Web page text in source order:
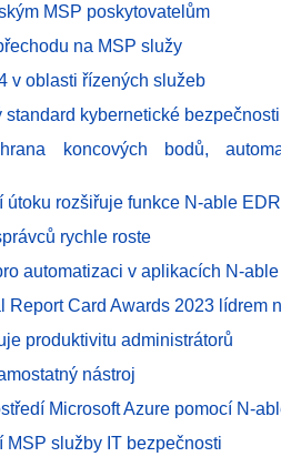
MSP poskytovatelům
na MSP služy
v oblasti řízených služeb
kybernetické bezpečnosti
koncových bodů,
rozšiřuje funkce N-able EDR
rychle roste
automatizaci v aplikacích N-able
Card Awards 2023 lídrem
produktivitu administrátorů
nástroj
Microsoft Azure pomocí N-
služby IT bezpečnosti